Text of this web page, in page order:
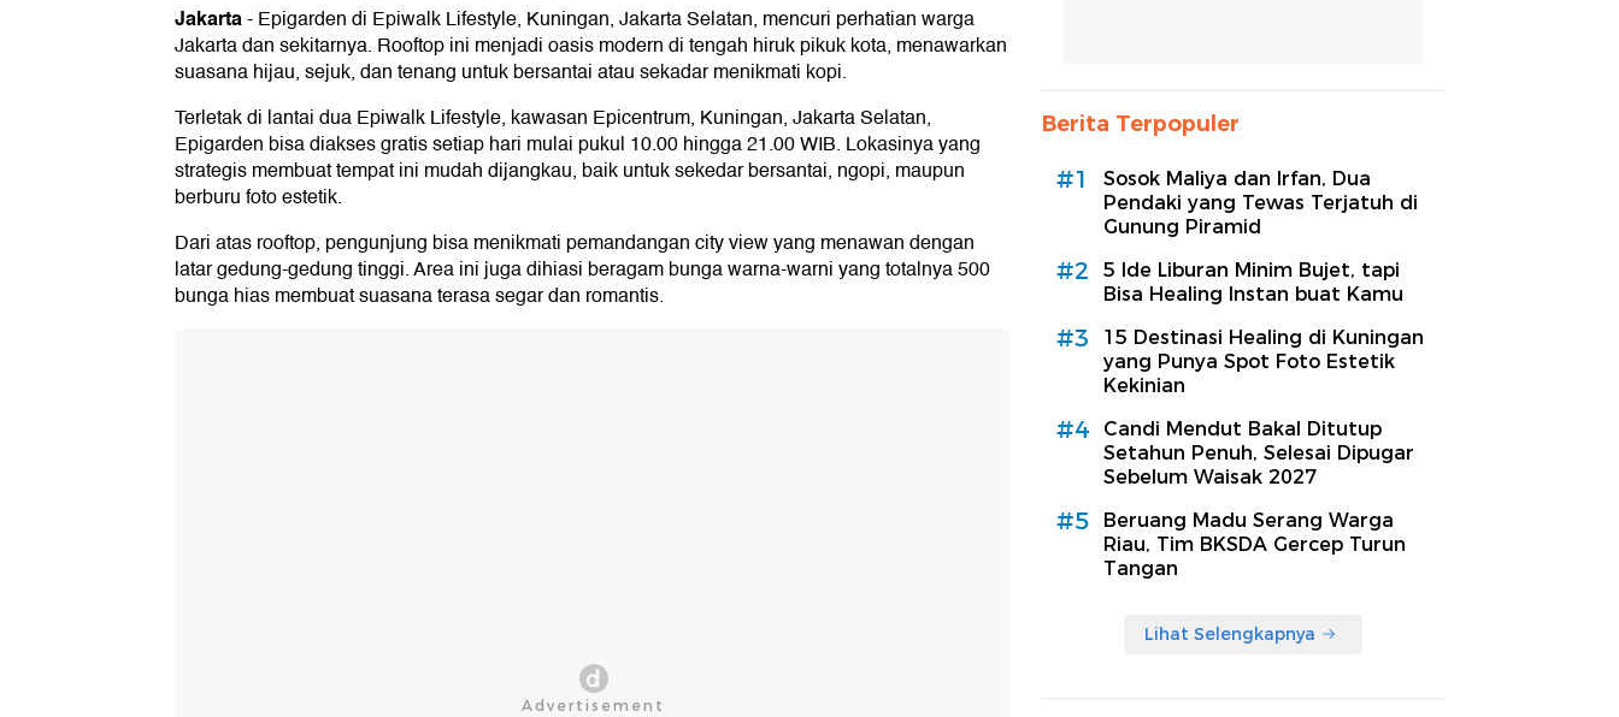
Jakarta-Epigarden di Epiwalk Lifestyle, Kuningan, Jakarta Selatan, mencuri perhatian warga
Jakarta dan sekitarnya. Rooftop ini menjadi oasis modern di tengah hiruk pikuk kota, menawarkan
suasana hijau, sejuk, dan tenang untuk bersantai atau sekadar menikmati kopi.
Terletak di lantai dua Epiwalk Lifestyle, kawasan Epicentrum, Kuningan, Jakarta Selatan,
Epigarden bisa diakses gratis setiap hari mulai pukul 10.00 hingga 21.00 WIB. Lokasinya yang
strategis membuat tempat ini mudah dijangkau, baik untuk sekedar bersantai, ngopi, maupun
berburu foto estetik.
Dari atas rooftop, pengunjung bisa menikmati pemandangan city view yang menawan dengan
latar gedung-gedung tinggi. Area ini juga dihiasi beragam bunga warna-warni yang totalnya 500
bunga hias membuat suasana terasa segar dan romantis.
Berita Terpopuler
#1
Sosok Maliya dan Irfan, Dua
Pendaki yang Tewas Terjatuh di
Gunung Piramid
#2
5 Ide Liburan Minim Bujet, tapi
Bisa Healing Instan buat Kamu
#3
15 Destinasi Healing di Kuningan
yang Punya Spot Foto Estetik
Kekinian
#4
Candi Mendut Bakal Ditutup
Setahun Penuh, Selesai Dipugar
Sebelum Waisak 2027
#5
Beruang Madu Serang Warga
Riau, Tim BKSDA Gercep Turun
Tangan
Lihat Selengkapnya